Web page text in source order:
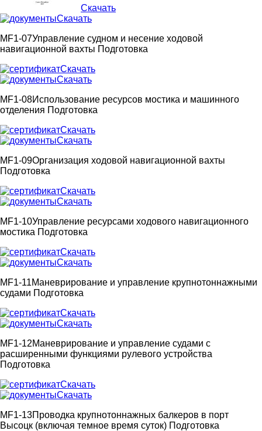
Скачать
Скачать
MF1-07Управление судном и несение ходовой
навигационной вахты Подготовка
Скачать
Скачать
MF1-08Использование ресурсов мостика и машинного
отделения Подготовка
Скачать
Скачать
MF1-09Организация ходовой навигационной вахты
Подготовка
Скачать
Скачать
MF1-10Управление ресурсами ходового навигационного
мостика Подготовка
Скачать
Скачать
MF1-11Маневрирование и управление крупнотоннажными
судами Подготовка
Скачать
Скачать
MF1-12Маневрирование и управление судами с
расширенными функциями рулевого устройства
Подготовка
Скачать
Скачать
MF1-13Проводка крупнотоннажных балкеров в порт
Высоцк (включая темное время суток) Подготовка